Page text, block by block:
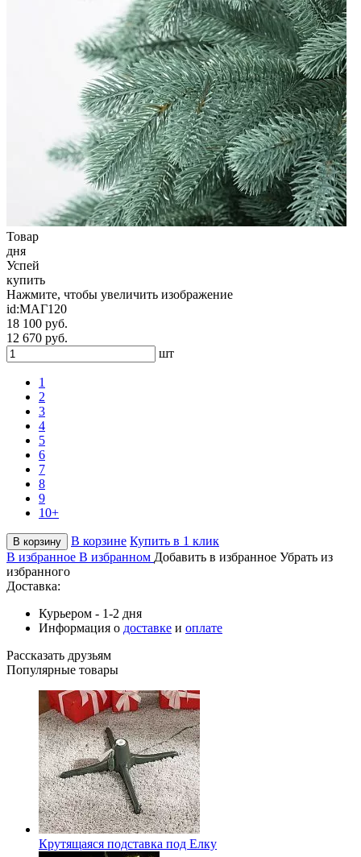
Товар
дня
Успей
купить
Нажмите, чтобы увеличить изображение
id:МАГ120
18 100 руб.
12 670 руб.
шт
1
2
3
4
5
6
7
8
9
10+
В корзину В корзине Купить в 1 клик
В избранное В избранном Добавить в избранное Убрать из
избранного
Доставка:
Курьером - 1-2 дня
Информация о доставке и оплате
Рассказать друзьям
Популярные товары
Крутящаяся подставка под Елку